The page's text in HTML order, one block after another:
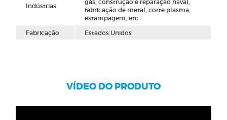
Indústrias
gás, construção e reparação naval,
fabricação de metal, corte plasma,
estampagem, etc.
Fabricação
Estados Unidos
VÍDEO DO PRODUTO